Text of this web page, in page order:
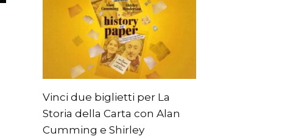
Vinci due biglietti per La
Storia della Carta con Alan
Cumming e Shirley